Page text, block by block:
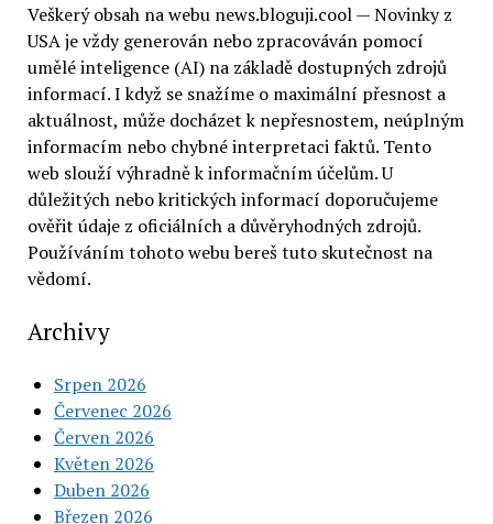
Veškerý obsah na webu news.bloguji.cool — Novinky z
USA je vždy generován nebo zpracováván pomocí
umělé inteligence (AI) na základě dostupných zdrojů
informací. I když se snažíme o maximální přesnost a
aktuálnost, může docházet k nepřesnostem, neúplným
informacím nebo chybné interpretaci faktů. Tento
web slouží výhradně k informačním účelům. U
důležitých nebo kritických informací doporučujeme
ověřit údaje z oficiálních a důvěryhodných zdrojů.
Používáním tohoto webu bereš tuto skutečnost na
vědomí.
Archivy
Srpen 2026
Červenec 2026
Červen 2026
Květen 2026
Duben 2026
Březen 2026